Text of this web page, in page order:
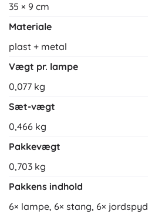
35 × 9 cm
Materiale
plast + metal
Vægt pr. lampe
0,077 kg
Sæt-vægt
0,466 kg
Pakkevægt
0,703 kg
Pakkens indhold
6× lampe, 6× stang, 6× jordspyd